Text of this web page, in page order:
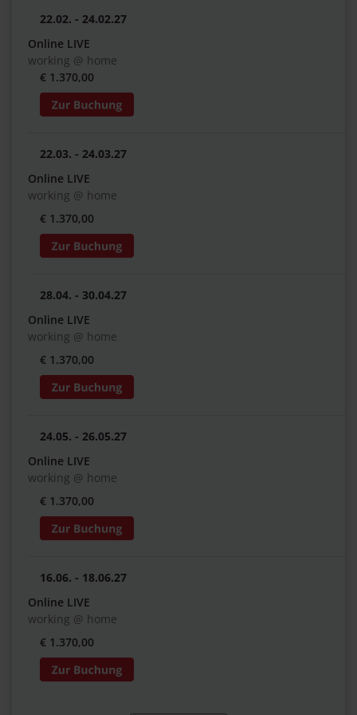
22.02. - 24.02.27
Online LIVE
working @ home
€ 1.370,00
22.03. - 24.03.27
Online LIVE
working @ home
€ 1.370,00
28.04. - 30.04.27
Online LIVE
working @ home
€ 1.370,00
24.05. - 26.05.27
Online LIVE
working @ home
€ 1.370,00
16.06. - 18.06.27
Online LIVE
working @ home
€ 1.370,00